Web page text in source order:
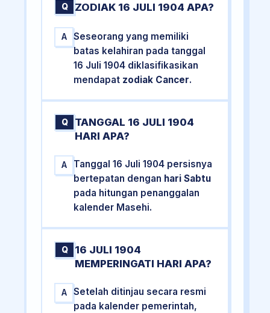
Q ZODIAK 16 JULI 1904 APA?
A
Seseorang yang memiliki
batas kelahiran pada tanggal
16 Juli 1904 diklasifikasikan
mendapat zodiak Cancer.
Q
TANGGAL 16 JULI 1904
HARI APA?
A
Tanggal 16 Juli 1904 persisnya
bertepatan dengan hari Sabtu
pada hitungan penanggalan
kalender Masehi.
Q
16 JULI 1904
MEMPERINGATI HARI APA?
A
Setelah ditinjau secara resmi
pada kalender pemerintah,